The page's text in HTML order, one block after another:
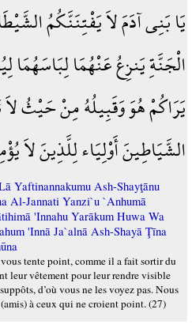
يَا بَنِي آدَمَ لاَ يَفْتِنَنَّكُمُ
الْجَنَّةِ يَنزِعُ عَنْهُمَا لِبَاسَهُمَا
يَرَاكُمْ هُوَ وَقَبِيلُهُ مِنْ حَيْثُ لاَ
الشَّيَاطِينَ أَوْلِيَاء لِلَّذِينَ لاَ
Yaftinannakumu Ash-Shayţānu
Al-Jannati Yanzi`u `Anhumā
'Innahu Yarākum Huwa Wa
'Innā Ja`alnā Ash-Shayā Ţīna
tente point, comme il a fait sortir du
leur vêtement pour leur rendre visible
d’où vous ne les voyez pas. Nous
à ceux qui ne croient point. (27)